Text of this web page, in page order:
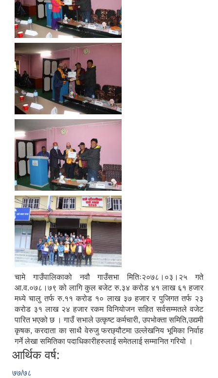
चामे गाउँपालिकाको नवौ गाउँसभा मितिः२०७८।०३।२५ गते
आ.व.०७८।७९ को लागि कुल बजेट रु.३४ करोड ४१ लाख ६१ हजार
मध्ये चालु तर्फ रु.११ करोड १० लाख ३७ हजार र पुजिगत तर्फ २३
करोड ३१ लाख २४ हजार रकम विनियोजन सहित सर्वसम्मतले वजेट
पारित भएको छ । गाउँ सभाले उत्कृष्ट कर्मचारी, उपभोक्ता समिति,उद्यमी
कृषक, करदाता का साथै वेरुजु फरछ्यौटमा उल्लेखनिय भूमिका निर्वाह
गर्ने लेखा समितिका पदाधिकारीहरुलाई समेतलाई सम्मानित गरियो ।
आर्थिक वर्ष:
७७/७८